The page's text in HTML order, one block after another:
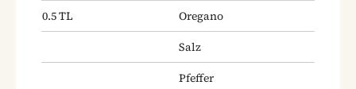
0.5TL
Oregano
Salz
Pfeffer